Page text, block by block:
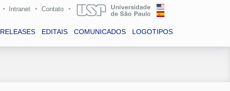
Intranet Contato
RELEASES EDITAIS COMUNICADOS LOGOTIPOS